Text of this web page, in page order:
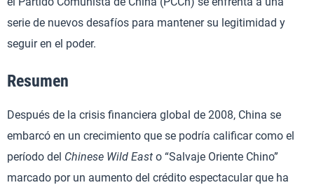
serie de nuevos desafíos para mantener su legitimidad y
seguir en el poder.
Resumen
Después de la crisis financiera global de 2008, China se
embarcó en un crecimiento que se podría calificar como el
período del Chinese Wild East o “Salvaje Oriente Chino”
marcado por un aumento del crédito espectacular que ha